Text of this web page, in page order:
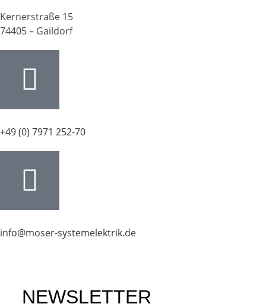
Kernerstraße 15
74405 – Gaildorf
+49 (0) 7971 252-70
info@moser-systemelektrik.de
NEWSLETTER